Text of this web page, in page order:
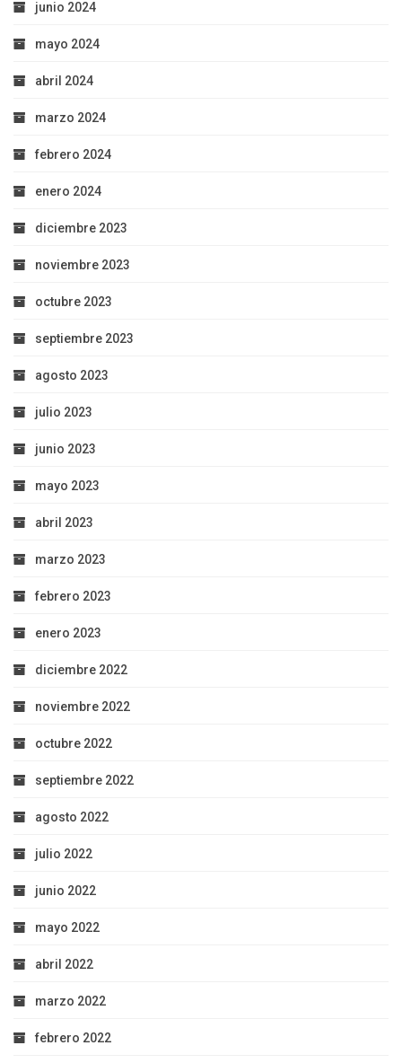
junio 2024
mayo 2024
abril 2024
marzo 2024
febrero 2024
enero 2024
diciembre 2023
noviembre 2023
octubre 2023
septiembre 2023
agosto 2023
julio 2023
junio 2023
mayo 2023
abril 2023
marzo 2023
febrero 2023
enero 2023
diciembre 2022
noviembre 2022
octubre 2022
septiembre 2022
agosto 2022
julio 2022
junio 2022
mayo 2022
abril 2022
marzo 2022
febrero 2022